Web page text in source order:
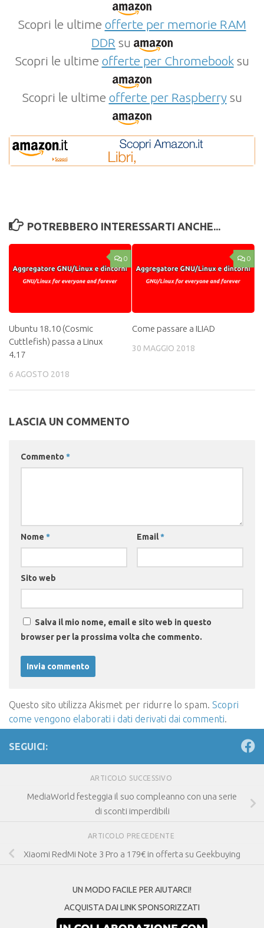
Scopri le ultime offerte per memorie RAM
DDR su
Scopri le ultime offerte per Chromebooksu
Scopri le ultime offerte per Raspberrysu
POTREBBERO INTERESSARTI ANCHE...
0
Ubuntu 18.10 (Cosmic
Cuttlefish) passa a Linux
4.17
6 AGOSTO 2018
0
Come passare a ILIAD
30 MAGGIO 2018
LASCIA UN COMMENTO
Commento *
Nome * Email*
Sito web
Salva il mio nome, email e sito web in questo
browser per la prossima volta che commento.
Questo sito utilizza Akismet per ridurre lo spam. Scopri
come vengono elaborati i dati derivati dai commenti.
SEGUICI:
ARTICOLO SUCCESSIVO
MediaWorld festeggia il suo compleanno con una serie
di sconti imperdibili
ARTICOLO PRECEDENTE
Xiaomi RedMi Note 3 Pro a 179€ in offerta su Geekbuying
UN MODO FACILE PER AIUTARCI!
ACQUISTA DAI LINK SPONSORIZZATI